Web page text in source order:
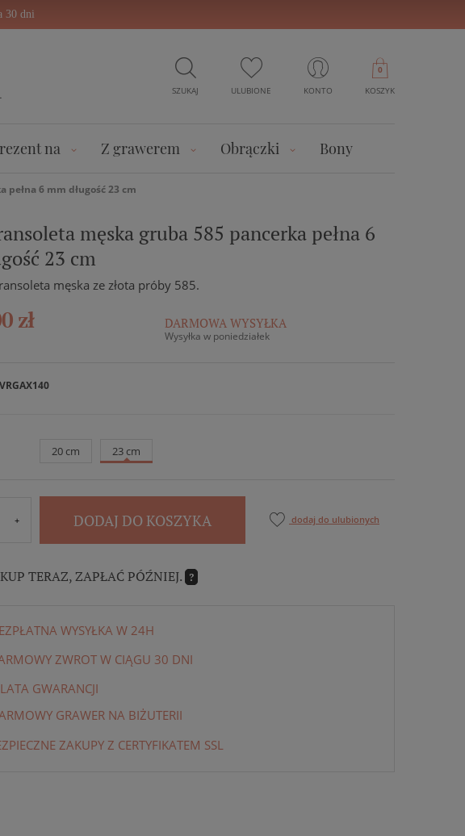
30 dni
SZUKAJ ULUBIONE KONTO KOSZYK
0
na Z grawerem Obrączki Bony
pełna 6 mm długość 23 cm
męska gruba 585 pancerka pełna 6
23 cm
męska ze złota próby 585.
zł DARMOWA WYSYŁKA
Wysyłka w poniedziałek
VRGAX140
20 cm 23 cm
DODAJ DO KOSZYKA dodaj do ulubionych
KUP TERAZ, ZAPŁAĆ PÓŹNIEJ. ?
WYSYŁKA W 24H
ZWROT W CIĄGU 30 DNI
GWARANCJI
GRAWER NA BIŻUTERII
ZAKUPY Z CERTYFIKATEM SSL